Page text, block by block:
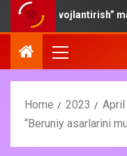
mavzusida
Home 2023 April
“Beruniy asarlarini